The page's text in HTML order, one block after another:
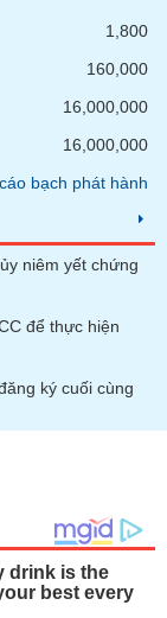
1,800
160,000
16,000,000
16,000,000
bạch phát hành
niêm yết chứng
để thực hiện
ký cuối cùng